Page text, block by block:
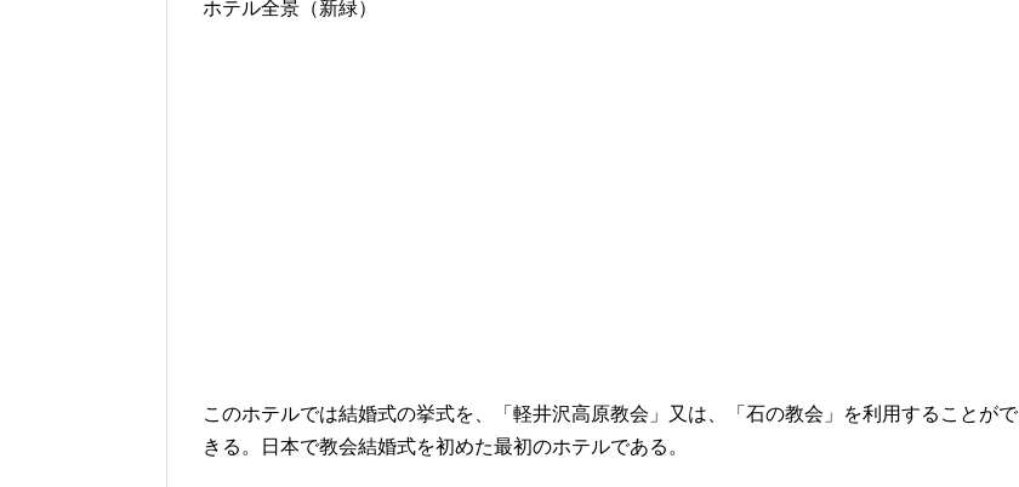
ホテル全景（新緑）
このホテルでは結婚式の挙式を、「軽井沢高原教会」又は、「石の教会」を利用することがで
きる。日本で教会結婚式を初めた最初のホテルである。